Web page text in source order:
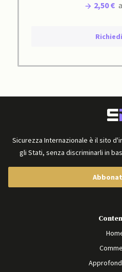
2,50 €
Richiedi
Sicurezza Internazionale è il sito
gli Stati, senza discriminarli in